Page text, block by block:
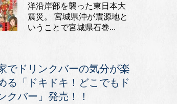
洋沿岸部を襲った東日本大
震災。 宮城県沖が震源地と
いうことで宮城県石巻...
でドリンクバーの気分が楽
る「ドキドキ！どこでもド
クバー」発売！！